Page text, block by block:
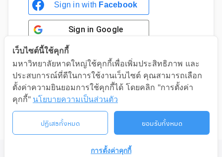
Sign in with Facebook
Sign in Google
Sign in with Google
©2026 LIFELONG.HU.AC.TH. ALL RIGHTS RESERVED.
เว็บไซต์นี้ใช้คุกกี้
มหาวิทยาลัยหาดใหญ่ใช้คุกกี้เพื่อเพิ่มประสิทธิภาพ และ
ประสบการณ์ที่ดีในการใช้งานเว็บไซต์ คุณสามารถเลือก
ตั้งค่าความยินยอมการใช้คุกกี้ได้ โดยคลิก "การตั้งค่า
คุกกี้" นโยบายความเป็นส่วนตัว
ปฏิเสธทั้งหมด ยอมรับทั้งหมด
การตั้งค่าคุกกี้